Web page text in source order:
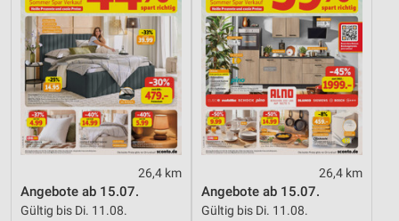
26,4 km
Angebote ab 15.07.
Gültig bis Di. 11.08.
26,4 km
Angebote ab 15.07.
Gültig bis Di. 11.08.